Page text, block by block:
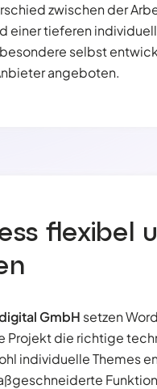
zwischen der
einer tieferen
selbst
angeboten.
flexibel
GmbH setzen
Projekt die richtige
individuelle Themes